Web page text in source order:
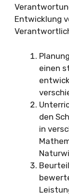
Entwicklung
einen
den
in